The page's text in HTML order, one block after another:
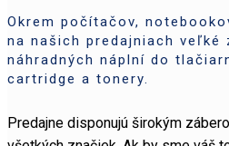
Okrem počítačov,
na našich predajniach veľké
náhradných náplní do
cartridge a tonery.
Predajne disponujú širokým